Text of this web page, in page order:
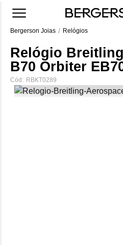
Bergerson Joias Relógios
Relógio
B70 Orbiter
Cód: RBKT0289